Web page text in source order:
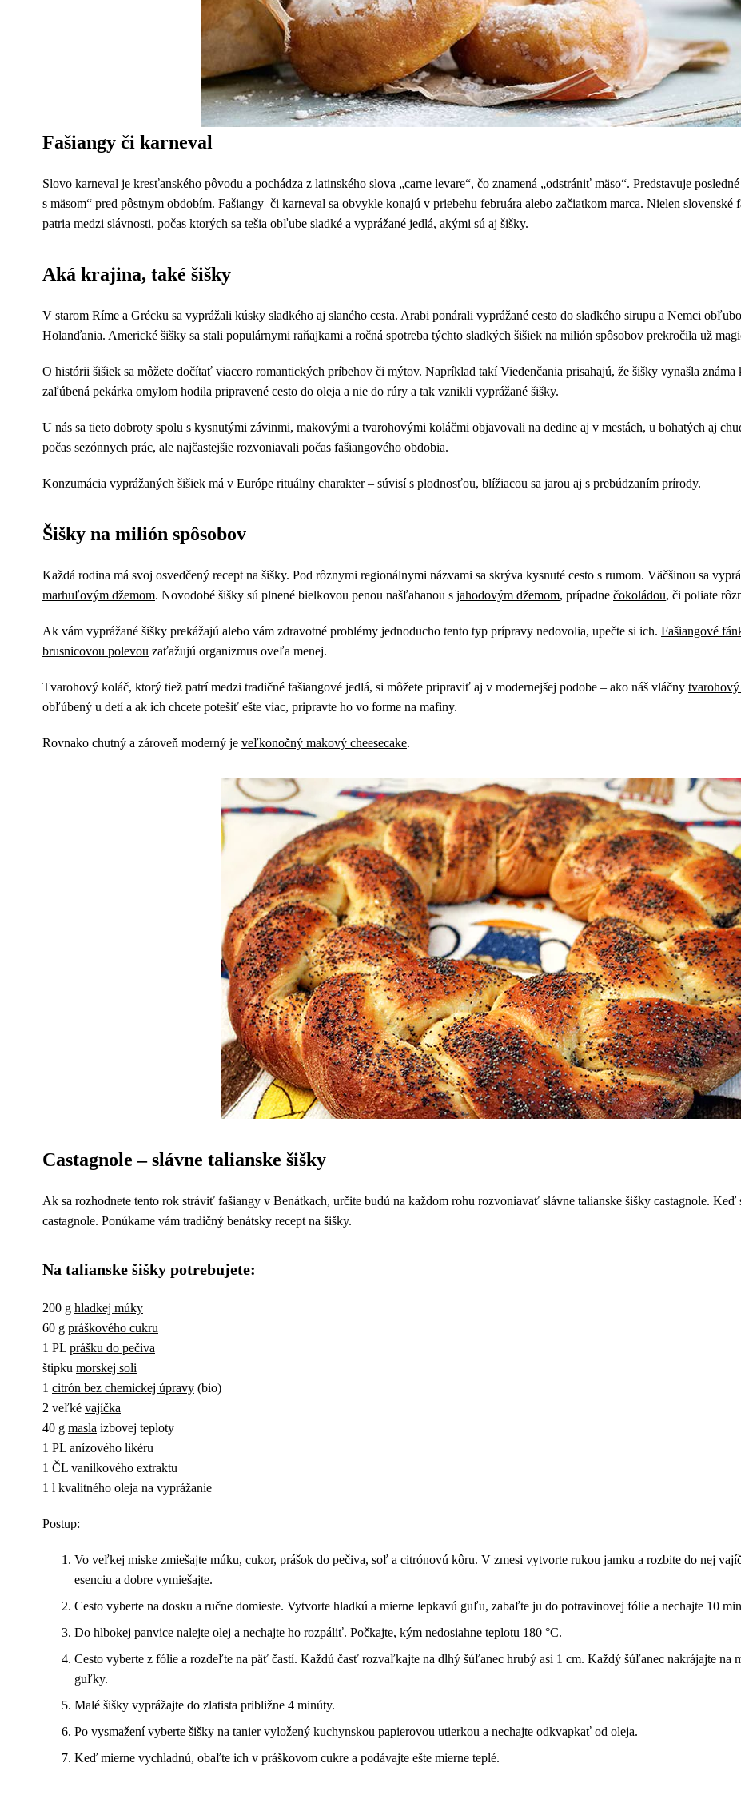
Fašiangy či karneval
Slovo karneval je kresťanského pôvodu a pochádza z latinského slova „carne levare“, čo znamená „odstrániť mäso“. Predstavuje
s mäsom“ pred pôstnym obdobím. Fašiangy či karneval sa obvykle konajú v priebehu februára alebo začiatkom marca. Nielen slovenské
patria medzi slávnosti, počas ktorých sa tešia obľube sladké a vyprážané jedlá, akými sú aj šišky.
Aká krajina, také šišky
V starom Ríme a Grécku sa vyprážali kúsky sladkého aj slaného cesta. Arabi ponárali vyprážané cesto do sladkého sirupu a Nemci
Holanďania. Americké šišky sa stali populárnymi raňajkami a ročná spotreba týchto sladkých šišiek na milión spôsobov prekročila už
O histórii šišiek sa môžete dočítať viacero romantických príbehov či mýtov. Napríklad takí Viedenčania prisahajú, že šišky vynašla
zaľúbená pekárka omylom hodila pripravené cesto do oleja a nie do rúry a tak vznikli vyprážané šišky.
U nás sa tieto dobroty spolu s kysnutými závinmi, makovými a tvarohovými koláčmi objavovali na dedine aj v mestách, u bohatých aj
počas sezónnych prác, ale najčastejšie rozvoniavali počas fašiangového obdobia.
Konzumácia vyprážaných šišiek má v Európe rituálny charakter – súvisí s plodnosťou, blížiacou sa jarou aj s prebúdzaním prírody.
Šišky na milión spôsobov
Každá rodina má svoj osvedčený recept na šišky. Pod rôznymi regionálnymi názvami sa skrýva kysnuté cesto s rumom. Väčšinou sa
marhuľovým džemom. Novodobé šišky sú plnené bielkovou penou našľahanou s jahodovým džemom, prípadne čokoládou, či poliate
Ak vám vyprážané šišky prekážajú alebo vám zdravotné problémy jednoducho tento typ prípravy nedovolia, upečte si ich. Fašiangové
brusnicovou polevou zaťažujú organizmus oveľa menej.
Tvarohový koláč, ktorý tiež patrí medzi tradičné fašiangové jedlá, si môžete pripraviť aj v modernejšej podobe – ako náš vláčny
obľúbený u detí a ak ich chcete potešiť ešte viac, pripravte ho vo forme na mafiny.
Rovnako chutný a zároveň moderný je veľkonočný makový cheesecake.
Castagnole – slávne talianske šišky
Ak sa rozhodnete tento rok stráviť fašiangy v Benátkach, určite budú na každom rohu rozvoniavať slávne talianske šišky castagnole.
castagnole. Ponúkame vám tradičný benátsky recept na šišky.
Na talianske šišky potrebujete:
200 g hladkej múky
60 g práškového cukru
1 PL prášku do pečiva
štipku morskej soli
1 citrón bez chemickej úpravy (bio)
2 veľké vajíčka
40 g masla izbovej teploty
1 PL anízového likéru
1 ČL vanilkového extraktu
1 l kvalitného oleja na vyprážanie
Postup:
Vo veľkej miske zmiešajte múku, cukor, prášok do pečiva, soľ a citrónovú kôru. V zmesi vytvorte rukou jamku a rozbite do nej
esenciu a dobre vymiešajte.
Cesto vyberte na dosku a ručne domieste. Vytvorte hladkú a mierne lepkavú guľu, zabaľte ju do potravinovej fólie a nechajte 10
Do hlbokej panvice nalejte olej a nechajte ho rozpáliť. Počkajte, kým nedosiahne teplotu 180 °C.
Cesto vyberte z fólie a rozdeľte na päť častí. Každú časť rozvaľkajte na dlhý šúľanec hrubý asi 1 cm. Každý šúľanec nakrájajte na
guľky.
Malé šišky vyprážajte do zlatista približne 4 minúty.
Po vysmažení vyberte šišky na tanier vyložený kuchynskou papierovou utierkou a nechajte odkvapkať od oleja.
Keď mierne vychladnú, obaľte ich v práškovom cukre a podávajte ešte mierne teplé.